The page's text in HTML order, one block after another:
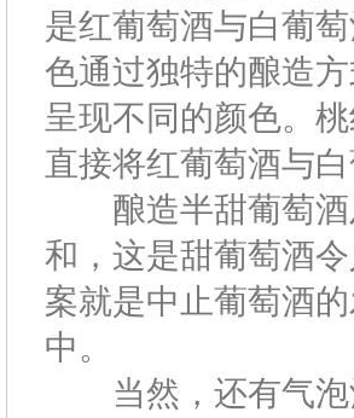
是红葡萄酒与白葡
色通过独特的酿造
呈现不同的颜色。
直接将红葡萄酒与
酿造半甜葡萄酒
和，这是甜葡萄酒
案就是中止葡萄酒
中。
当然，还有气泡